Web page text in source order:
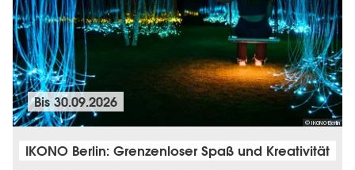
© IKONO Berlin
Bis30.09.2026
IKONO Berlin: Grenzenloser Spaß und Kreativität